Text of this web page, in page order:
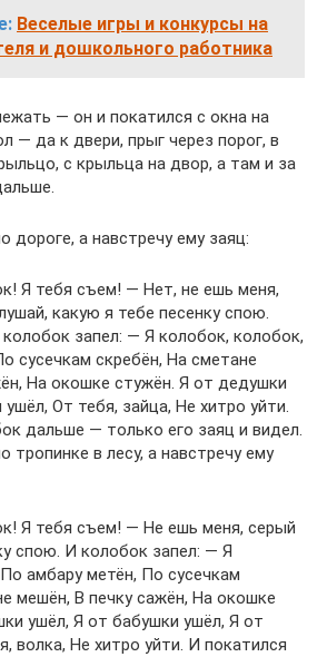
Веселые игры и конкурсы на
и дошкольного работника
— он и покатился с окна на
— да к двери, прыг через порог, в
с крыльца на двор, а там и за
дороге, а навстречу ему заяц:
Я тебя съем! — Нет, не ешь меня,
какую я тебе песенку спою.
запел: — Я колобок, колобок,
сусечкам скребён, На сметане
На окошке стужён. Я от дедушки
От тебя, зайца, Не хитро уйти.
дальше — только его заяц и видел.
тропинке в лесу, а навстречу ему
Я тебя съем! — Не ешь меня, серый
спою. И колобок запел: — Я
амбару метён, По сусечкам
мешён, В печку сажён, На окошке
ушёл, Я от бабушки ушёл, Я от
волка, Не хитро уйти. И покатился